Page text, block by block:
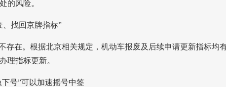
的风险。
、找回京牌指标”
存在。根据北京相关规定，机动车报废及后续申请更新指标均
理指标更新。
号”可以加速摇号中签